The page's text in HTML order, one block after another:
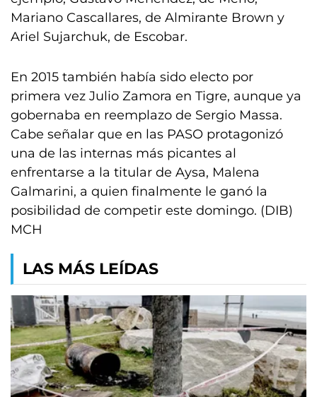
Mariano Cascallares, de Almirante Brown y
Ariel Sujarchuk, de Escobar.
En 2015 también había sido electo por
primera vez Julio Zamora en Tigre, aunque ya
gobernaba en reemplazo de Sergio Massa.
Cabe señalar que en las PASO protagonizó
una de las internas más picantes al
enfrentarse a la titular de Aysa, Malena
Galmarini, a quien finalmente le ganó la
posibilidad de competir este domingo. (DIB)
MCH
LAS MÁS LEÍDAS